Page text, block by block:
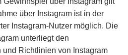
über Instagram ist in der
Instagram-Nutzer möglich. Die
unterliegt den
Richtlinien von Instagram